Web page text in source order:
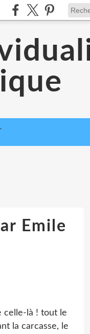
Emile
celle-là ! tout le
la carcasse, le